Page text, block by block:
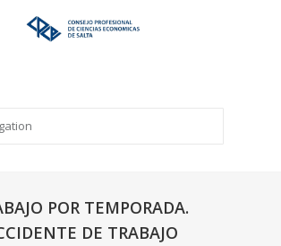
POR TEMPORADA.
DE TRABAJO